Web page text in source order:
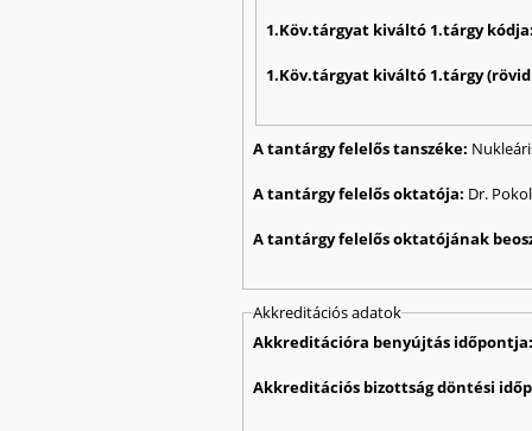
1.Köv.tárgyat kiváltó 1.tárgy
1.Köv.tárgyat kiváltó 1.tárgy
A tantárgy felelős tanszéke:
A tantárgy felelős oktatója: Dr.
A tantárgy felelős oktatójának
Akkreditációs adatok
Akkreditációra benyújtás
Akkreditációs bizottság döntési